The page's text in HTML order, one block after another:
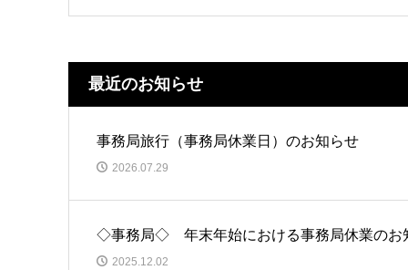
最近のお知らせ
事務局旅行（事務局休業日）のお知らせ
2026.07.29
◇事務局◇ 年末年始における事務局休業のお
2025.12.02